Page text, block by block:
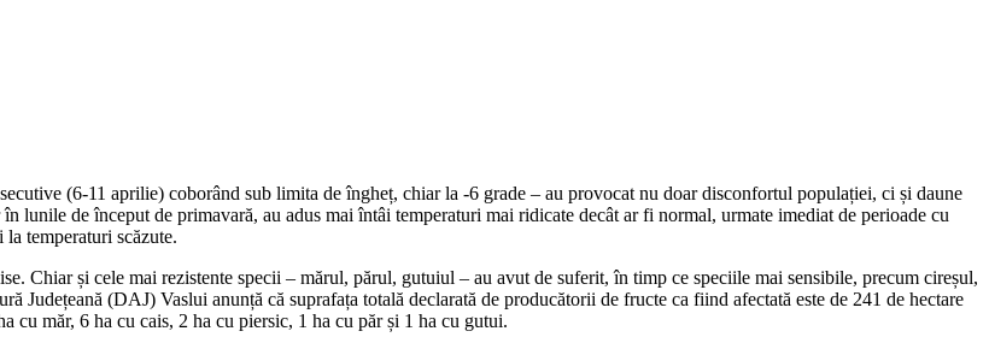
(6-11 aprilie) coborând sub limita de îngheț, chiar la -6 grade – au provocat nu doar disconfortul populației, ci și daune
lunile de început de primavară, au adus mai întâi temperaturi mai ridicate decât ar fi normal, urmate imediat de perioade cu
temperaturi scăzute.
Chiar și cele mai rezistente specii – mărul, părul, gutuiul – au avut de suferit, în timp ce speciile mai sensibile, precum cireșul,
(DAJ) Vaslui anunță că suprafața totală declarată de producătorii de fructe ca fiind afectată este de 241 de hectare
cu măr, 6 ha cu cais, 2 ha cu piersic, 1 ha cu păr și 1 ha cu gutui.